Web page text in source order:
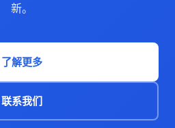
新。
了解更多
联系我们